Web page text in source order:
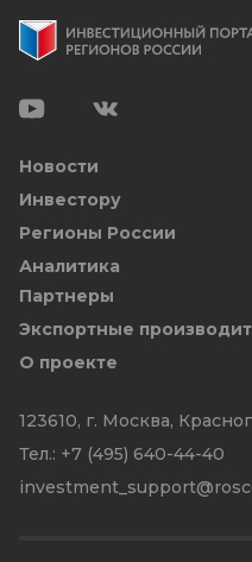
Новости
Инвестору
Регионы России
Аналитика
Партнеры
Экспортные
О проекте
123610, г. Москва,
Тел.: +7 (495) 640-44-40